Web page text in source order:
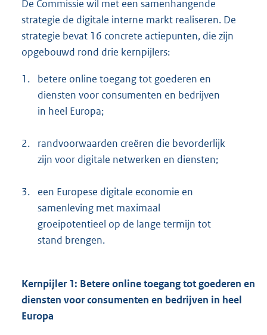
De Commissie wil met een samenhangende
strategie de digitale interne markt realiseren. De
strategie bevat 16 concrete actiepunten, die zijn
opgebouwd rond drie kernpijlers:
1.
betere online toegang tot goederen en
diensten voor consumenten en bedrijven
in heel Europa;
2.
randvoorwaarden creëren die bevorderlijk
zijn voor digitale netwerken en diensten;
3.
een Europese digitale economie en
samenleving met maximaal
groeipotentieel op de lange termijn tot
stand brengen.
Kernpijler 1: Betere online toegang tot goederen en
diensten voor consumenten en bedrijven in heel
Europa